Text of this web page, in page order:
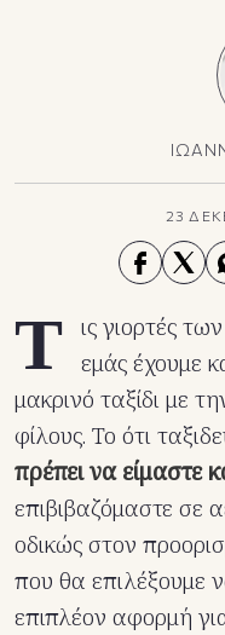
23
Τ ις γιορτές
εμάς έχουμε
μακρινό ταξίδι με
φίλους. Το ότι
πρέπει να είμαστε
επιβιβαζόμαστε σε
οδικώς στον
που θα επιλέξουμε
επιπλέον αφορμή